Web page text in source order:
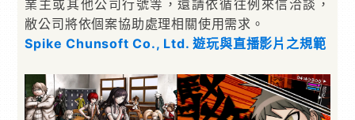
業主或其他公司行號等，還請依循往例來信洽談，
敝公司將依個案協助處理相關使用需求。
Spike Chunsoft Co., Ltd. 遊玩與直播影片之規範